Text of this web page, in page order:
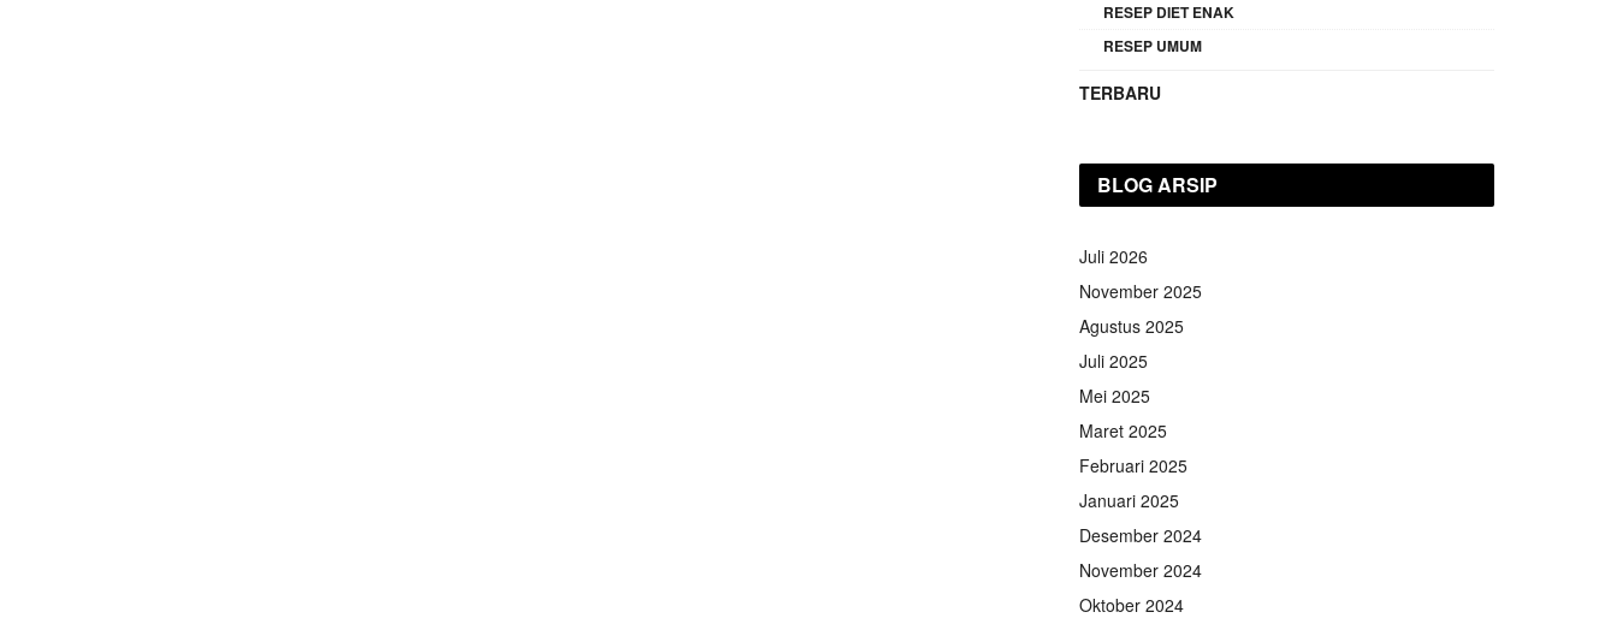
RESEP DIET ENAK
RESEP UMUM
TERBARU
BLOG ARSIP
Juli 2026
November 2025
Agustus 2025
Juli 2025
Mei 2025
Maret 2025
Februari 2025
Januari 2025
Desember 2024
November 2024
Oktober 2024